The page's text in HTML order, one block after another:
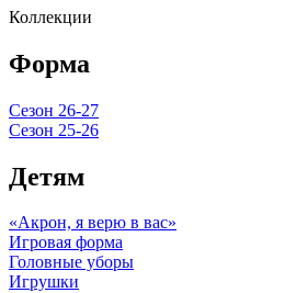
Коллекции
Форма
Сезон 26-27
Сезон 25-26
Детям
«Акрон, я верю в вас»
Игровая форма
Головные уборы
Игрушки